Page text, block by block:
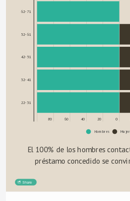
62-71
52-61
42-51
32-41
22-31
80 60 40 20 0
Hombres
El 100% de los hombres
préstamo concedido se
Share